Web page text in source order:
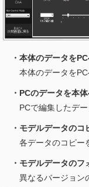
・本体のデータを
本体のデータをPC
・PCのデータを本
PCで編集したデー
・モデルデータのコ
各データのコピーを
・モデルデータの
異なるバージョンの